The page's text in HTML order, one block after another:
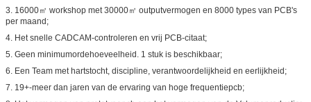
3. 16000㎡ workshop met 30000㎡ outputvermogen en 8000 types van PCB's
per maand;
4. Het snelle CADCAM-controleren en vrij PCB-citaat;
5. Geen minimumordehoeveelheid. 1 stuk is beschikbaar;
6. Een Team met hartstocht, discipline, verantwoordelijkheid en eerlijkheid;
7. 19+-meer dan jaren van de ervaring van hoge frequentiepcb;